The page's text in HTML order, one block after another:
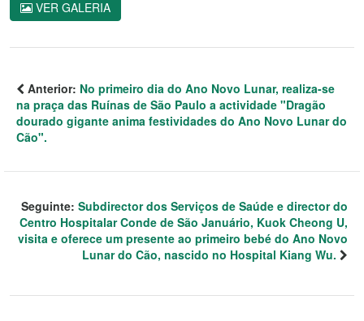
VER GALERIA
Anterior: No primeiro dia do Ano Novo Lunar, realiza-se
na praça das Ruínas de São Paulo a actividade "Dragão
dourado gigante anima festividades do Ano Novo Lunar do
Cão".
Seguinte: Subdirector dos Serviços de Saúde e director do
Centro Hospitalar Conde de São Januário, Kuok Cheong U,
visita e oferece um presente ao primeiro bebé do Ano Novo
Lunar do Cão, nascido no Hospital Kiang Wu.